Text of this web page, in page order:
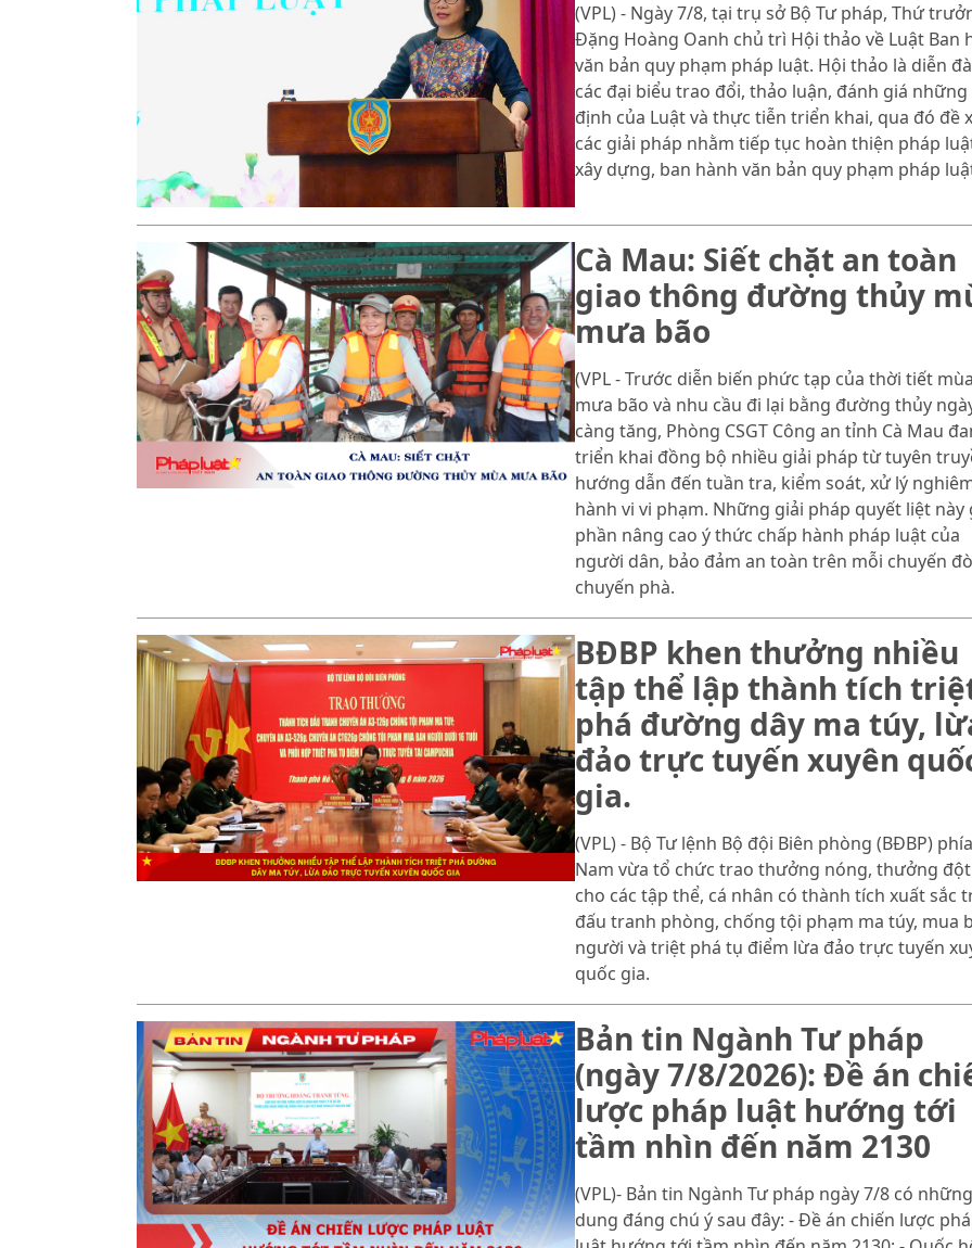
(VPL) - Ngày 7/8, tại trụ sở Bộ Tư pháp, Thứ
Đặng Hoàng Oanh chủ trì Hội thảo về Luật Ban
văn bản quy phạm pháp luật. Hội thảo là diễn
các đại biểu trao đổi, thảo luận, đánh giá những
định của Luật và thực tiễn triển khai, qua đó đề
các giải pháp nhằm tiếp tục hoàn thiện pháp
xây dựng, ban hành văn bản quy phạm pháp
Cà Mau: Siết chặt an toàn
giao thông đường thủy
mưa bão
(VPL - Trước diễn biến phức tạp của thời tiết mùa
mưa bão và nhu cầu đi lại bằng đường thủy
càng tăng, Phòng CSGT Công an tỉnh Cà Mau
triển khai đồng bộ nhiều giải pháp từ tuyên
hướng dẫn đến tuần tra, kiểm soát, xử lý
hành vi vi phạm. Những giải pháp quyết liệt này
phần nâng cao ý thức chấp hành pháp luật của
người dân, bảo đảm an toàn trên mỗi chuyến
chuyến phà.
BĐBP khen thưởng nhiều
tập thể lập thành tích
phá đường dây ma túy,
đảo trực tuyến xuyên
gia.
(VPL) - Bộ Tư lệnh Bộ đội Biên phòng (BĐBP) phía
Nam vừa tổ chức trao thưởng nóng, thưởng
cho các tập thể, cá nhân có thành tích xuất sắc
đấu tranh phòng, chống tội phạm ma túy, mua
người và triệt phá tụ điểm lừa đảo trực tuyến
quốc gia.
Bản tin Ngành Tư pháp
(ngày 7/8/2026): Đề án
lược pháp luật hướng tới
tầm nhìn đến năm 2130
(VPL)- Bản tin Ngành Tư pháp ngày 7/8 có
dung đáng chú ý sau đây: - Đề án chiến lược